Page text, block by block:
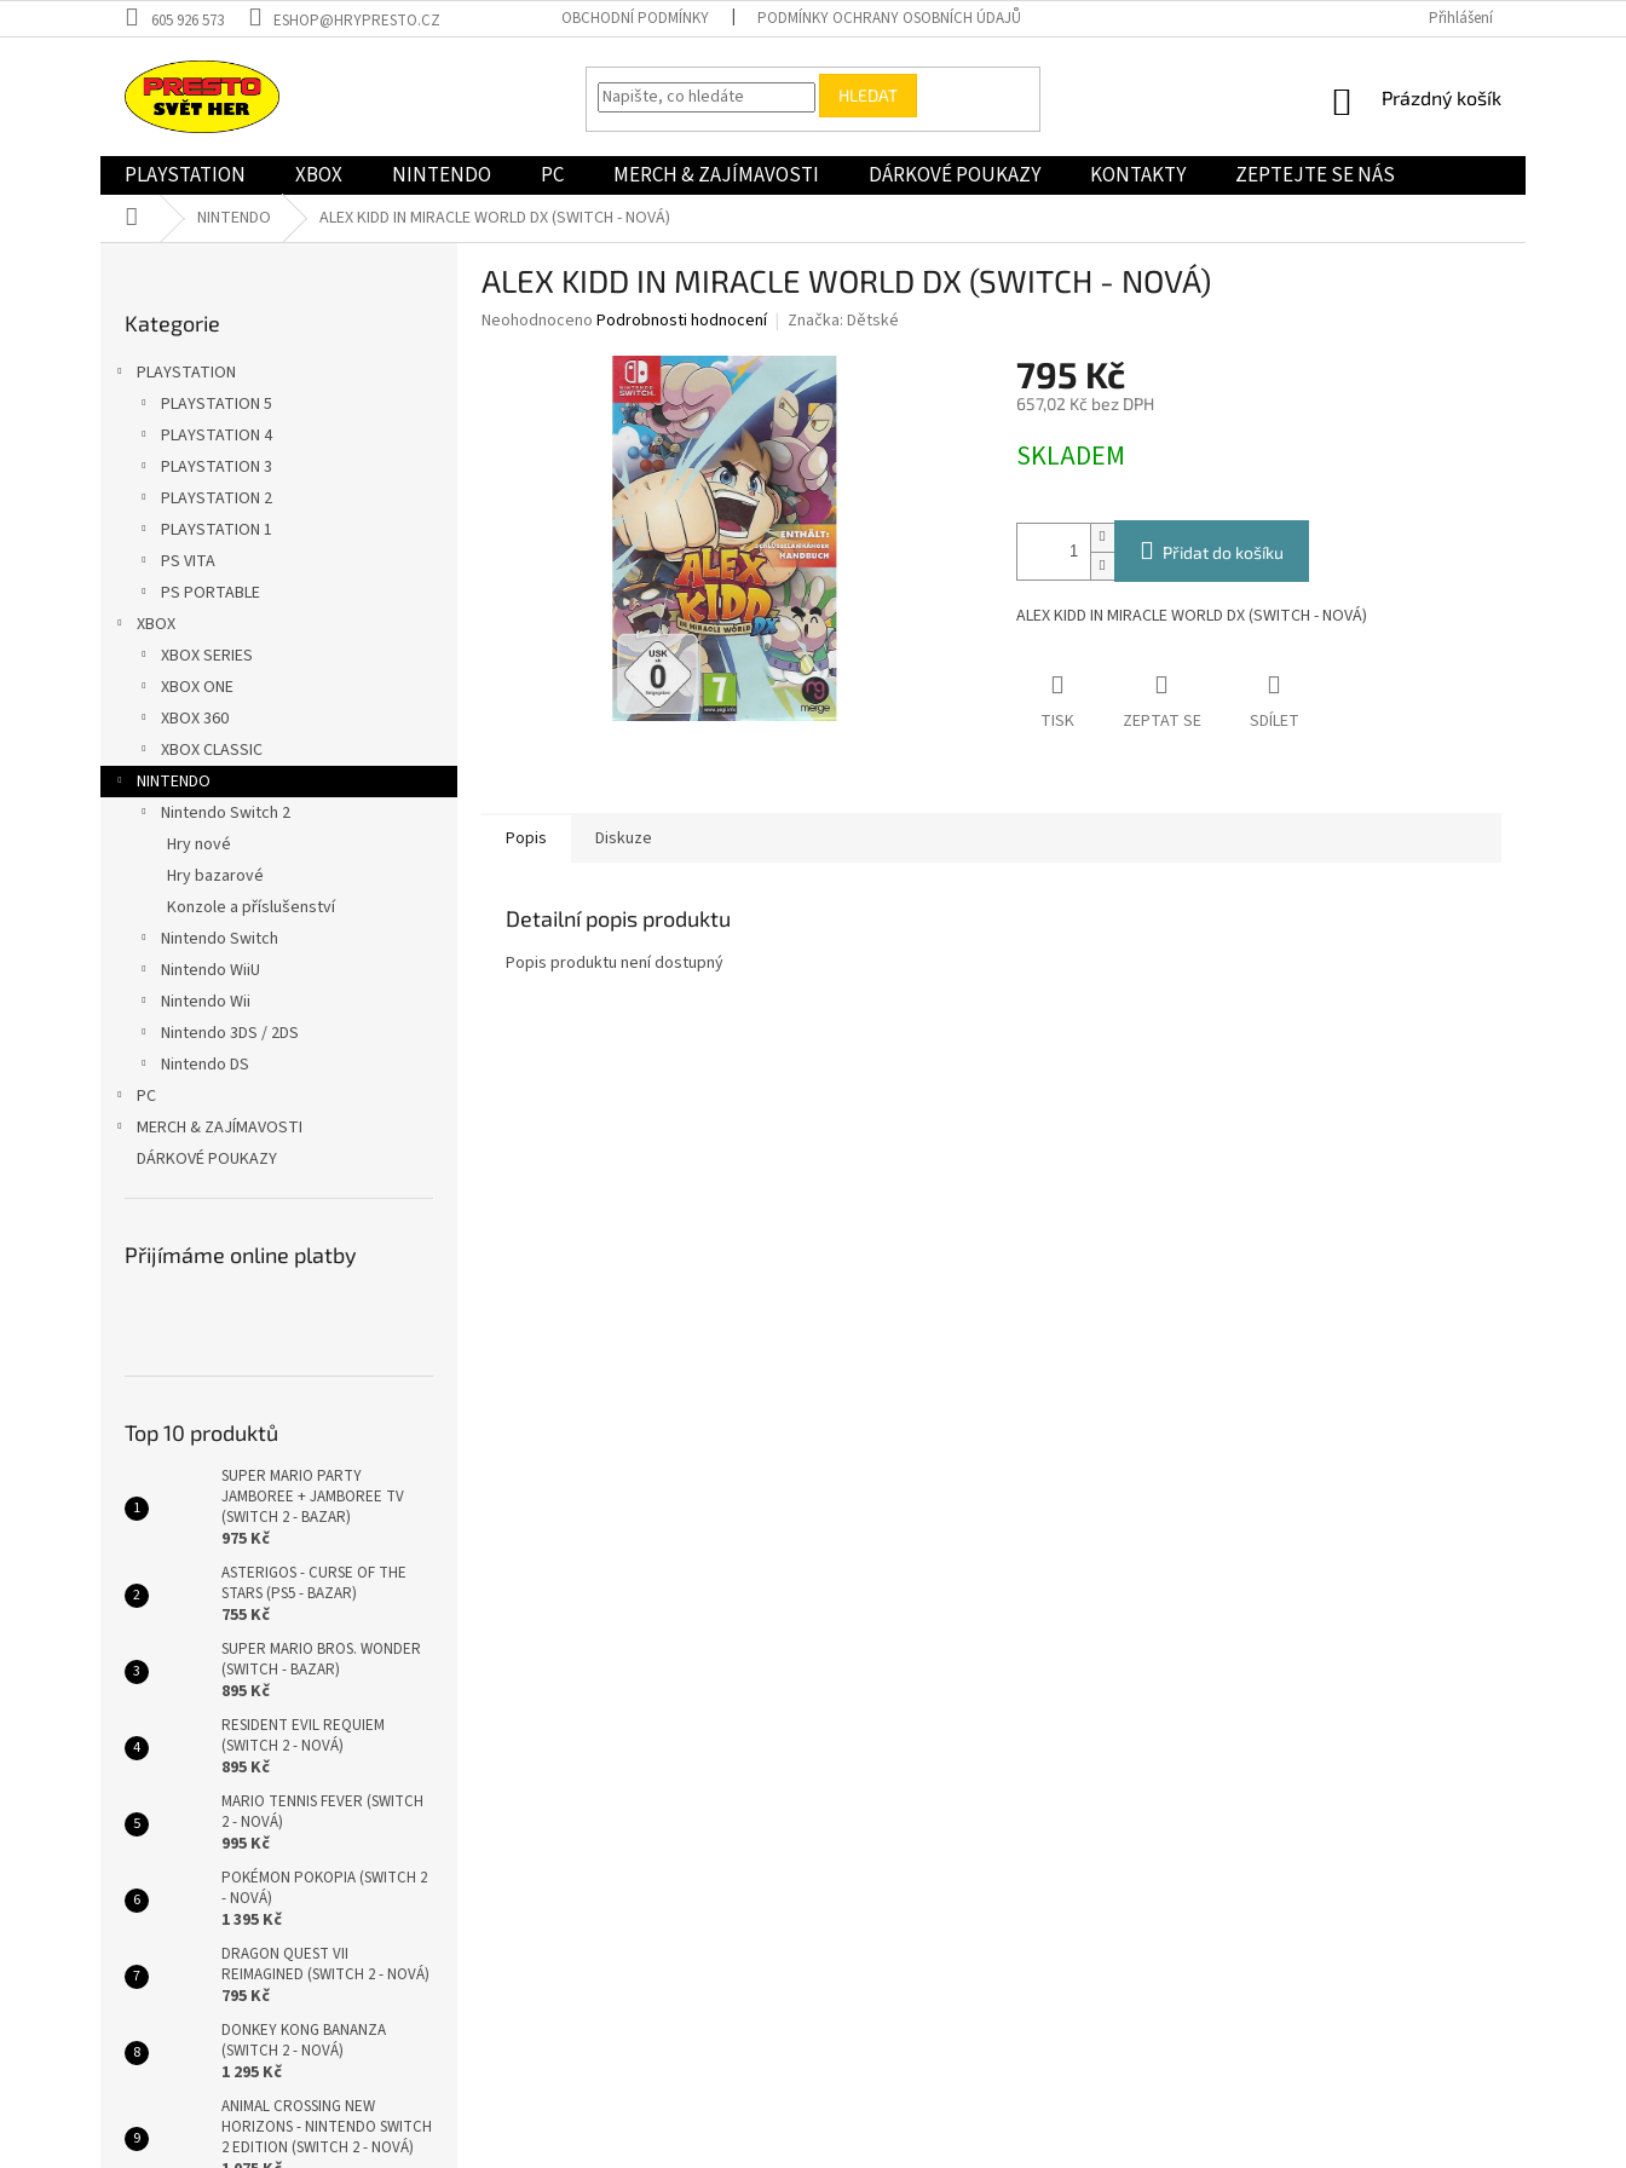
na
605 926 573 ESHOP@HRYPRESTO.CZ OBCHODNÍ PODMÍNKY PODMÍNKY OCHRANY OSOBNÍCH ÚDAJŮ Přihlášení
HLEDAT
NÁKUPNÍ
Prázdný košík
PLAYSTATION XBOX NINTENDO PC MERCH & ZAJÍMAVOSTI DÁRKOVÉ POUKAZY KONTAKTY ZEPTEJTE SE NÁS
Domů NINTENDO ALEX KIDD IN MIRACLE WORLD DX (SWITCH - NOVÁ)
kategorie
Kategorie
PLAYSTATION
PLAYSTATION 5
PLAYSTATION 4
PLAYSTATION 3
PLAYSTATION 2
PLAYSTATION 1
PS VITA
PS PORTABLE
XBOX
XBOX SERIES
XBOX ONE
XBOX 360
XBOX CLASSIC
NINTENDO
Nintendo Switch 2
Hry nové
Hry bazarové
Konzole a příslušenství
Nintendo Switch
Nintendo WiiU
Nintendo Wii
Nintendo 3DS / 2DS
Nintendo DS
PC
MERCH & ZAJÍMAVOSTI
DÁRKOVÉ POUKAZY
Přijímáme online platby
Top 10 produktů
SUPER MARIO PARTY
JAMBOREE + JAMBOREE TV
(SWITCH 2 - BAZAR)
975 Kč
ASTERIGOS - CURSE OF THE
STARS (PS5 - BAZAR)
755 Kč
SUPER MARIO BROS. WONDER
(SWITCH - BAZAR)
895 Kč
RESIDENT EVIL REQUIEM
(SWITCH 2 - NOVÁ)
895 Kč
MARIO TENNIS FEVER (SWITCH
2 - NOVÁ)
995 Kč
POKÉMON POKOPIA (SWITCH 2
- NOVÁ)
1 395 Kč
DRAGON QUEST VII
REIMAGINED (SWITCH 2 - NOVÁ)
795 Kč
DONKEY KONG BANANZA
(SWITCH 2 - NOVÁ)
1 295 Kč
ANIMAL CROSSING NEW
HORIZONS - NINTENDO SWITCH
2 EDITION (SWITCH 2 - NOVÁ)
ALEX KIDD IN MIRACLE WORLD DX (SWITCH - NOVÁ)
Průměrné
Neohodnoceno Podrobnosti hodnocení Značka: Dětské
795 Kč
657,02 Kč bez DPH
cena:
SKLADEM
Přidat do košíku
ALEX KIDD IN MIRACLE WORLD DX (SWITCH - NOVÁ)
TISK ZEPTAT SE SDÍLET
Popis Diskuze
Detailní popis produktu
Popis produktu není dostupný